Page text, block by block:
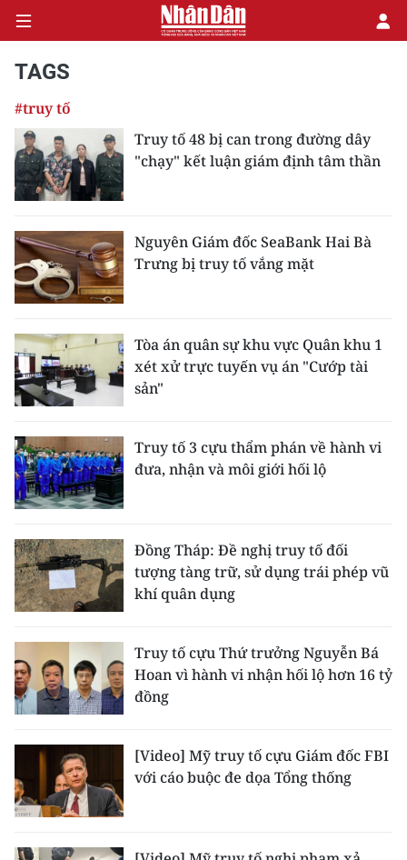
CHÍNH TRỊ
KINH TẾ
XÃ HỘI
PHÁP LUẬT
DU LỊCH
THẾ GIỚI
GIÁO DỤC
KHOA HỌC - CÔNG NGHỆ
MÔI TRƯỜNG
BẠN ĐỌC
KIỂM CHỨNG THÔNG TIN
54 DÂN TỘC VIỆT NAM
CHƯƠNG TRÌNH OCOP - MỖI XÃ
MỘT SẢN PHẨM
TAGS
#truy tố
Truy tố 48 bị can trong đường dây
"chạy" kết luận giám định tâm thần
Nguyên Giám đốc SeaBank Hai Bà
Trưng bị truy tố vắng mặt
Tòa án quân sự khu vực Quân khu 1
xét xử trực tuyến vụ án "Cướp tài
sản"
Truy tố 3 cựu thẩm phán về hành vi
đưa, nhận và môi giới hối lộ
Đồng Tháp: Đề nghị truy tố đối
tượng tàng trữ, sử dụng trái phép vũ
khí quân dụng
Truy tố cựu Thứ trưởng Nguyễn Bá
Hoan vì hành vi nhận hối lộ hơn 16 tỷ
đồng
[Video] Mỹ truy tố cựu Giám đốc FBI
với cáo buộc đe dọa Tổng thống